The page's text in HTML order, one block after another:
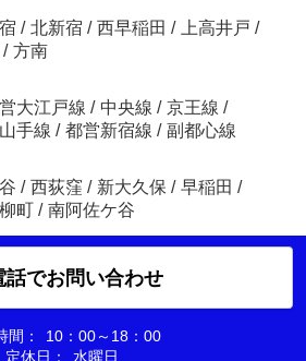
/ 北新宿 / 西早稲田 / 上高井戸 /
/ 方南
大江戸線 / 中央線 / 京王線 /
山手線 / 都営新宿線 / 副都心線
/ 西荻窪 / 新大久保 / 早稲田 /
町 / 南阿佐ケ谷
話でお問い合わせ
間：
10：00～18：00
定休日：
水曜日